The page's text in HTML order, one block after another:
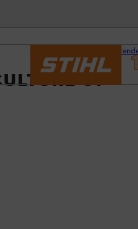
Trouvez un
01